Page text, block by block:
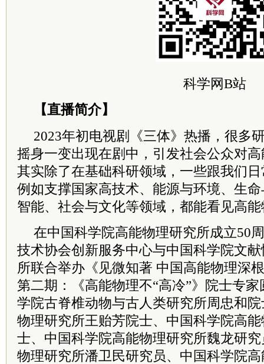
科学网B站
【直播简介】
2023年初电视剧《三体》热播，很多
摇身一变出现在剧中，引发社会公众对
其实除了在基础科研领域，一些跟我们
例如支撑国家高技术、能源与环境、生
智能、社会与文化等领域，都能看见高能
在中国科学院高能物理研究所成立50
技术协会创新服务中心与中国科学院文
所联合举办《见微知著 中国高能物理深
第二期：《高能物理不“高冷”》 院士专家
学院古脊椎动物与古人类研究所周忠和
物理研究所王贻芳院士、中国科学院高
士、中国科学院高能物理研究所魏龙研
物理研究所潘卫民研究员、中国科学院